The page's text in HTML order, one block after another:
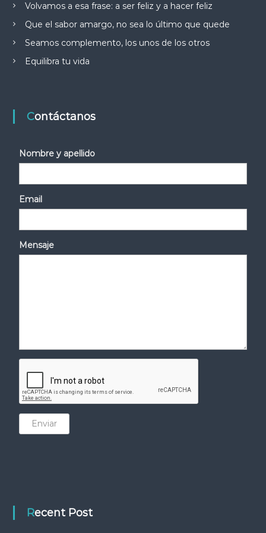
Volvamos a esa frase: a ser feliz y a hacer feliz
Que el sabor amargo, no sea lo último que quede
Seamos complemento, los unos de los otros
Equilibra tu vida
Contáctanos
Nombre y apellido
Email
Mensaje
Enviar
Recent Post